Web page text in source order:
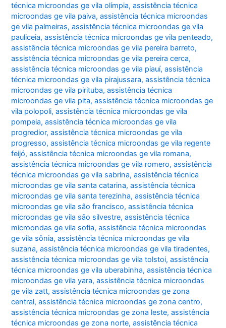
técnica microondas ge vila olímpia,assistência técnica
microondas ge vila paiva,assistência técnica microondas
ge vila palmeiras,assistência técnica microondas ge vila
pauliceia,assistência técnica microondas ge vila penteado,
assistência técnica microondas ge vila pereira barreto,
assistência técnica microondas ge vila pereira cerca,
assistência técnica microondas ge vila piauí,assistência
técnica microondas ge vila pirajussara,assistência técnica
microondas ge vila pirituba,assistência técnica
microondas ge vila pita,assistência técnica microondas ge
vila polopoli,assistência técnica microondas ge vila
pompeia,assistência técnica microondas ge vila
progredior,assistência técnica microondas ge vila
progresso,assistência técnica microondas ge vila regente
feijó,assistência técnica microondas ge vila romana,
assistência técnica microondas ge vila romero,assistência
técnica microondas ge vila sabrina,assistência técnica
microondas ge vila santa catarina,assistência técnica
microondas ge vila santa terezinha,assistência técnica
microondas ge vila são francisco,assistência técnica
microondas ge vila são silvestre,assistência técnica
microondas ge vila sofia,assistência técnica microondas
ge vila sônia,assistência técnica microondas ge vila
suzana,assistência técnica microondas ge vila tiradentes,
assistência técnica microondas ge vila tolstoi,assistência
técnica microondas ge vila uberabinha,assistência técnica
microondas ge vila yara,assistência técnica microondas
ge vila zatt,assistência técnica microondas ge zona
central,assistência técnica microondas ge zona centro,
assistência técnica microondas ge zona leste,assistência
técnica microondas ge zona norte,assistência técnica